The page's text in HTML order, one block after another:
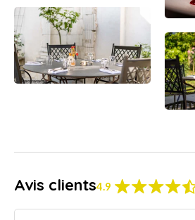
Avis clients4.9